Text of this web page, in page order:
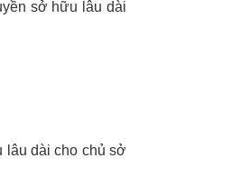
sở hữu lâu dài
lâu dài cho chủ sở